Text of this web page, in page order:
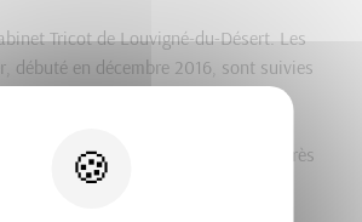
Tricot de Louvigné-du-Désert. Les
débuté en décembre 2016, sont suivies
Monique Pommereul, maire de la
Guérin, 1er adjoint. Le coût de cette
de 695 000 € subventionnés à près